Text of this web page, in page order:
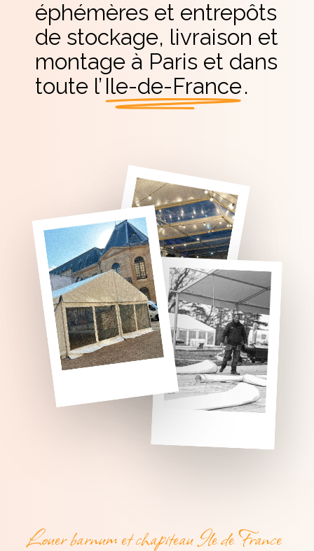
éphémères et entrepôts
de stockage, livraison et
montage à Paris et dans
toute l’Ile-de-France.
Louer barnum et chapiteau Ile de France